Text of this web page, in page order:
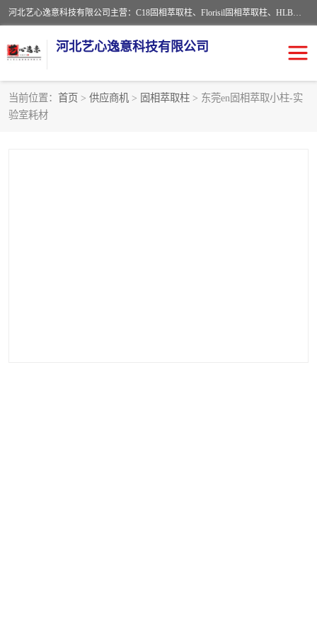
河北艺心逸意科技有限公司主营：C18固相萃取柱、Florisil固相萃取柱、HLB固相萃取柱、MCX固相萃取柱、QuEChERS、固相萃取空柱、针式过滤器 、固相萃取柱、黄曲霉毒素亲和柱。全国咨询热线：18630105913。河北艺心逸意科技有限公司接受来样定做，我们秉承着“顾客至上，锐意进取”的经营理念，坚持客户至上的原则为广大客户提供优质的服务，欢迎广大客户惠顾！免费咨询！
河北艺心逸意科技有限公司
当前位置： 首页 > 供应商机 > 固相萃取柱 > 东莞en固相萃取小柱-实
验室耗材